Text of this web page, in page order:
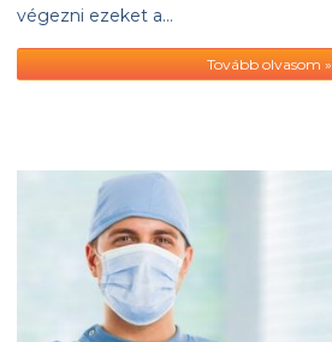
végezni ezeket a…
Tovább olvasom »